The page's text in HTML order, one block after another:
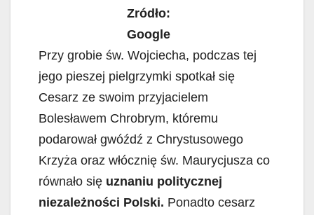
Zródło:
Google
Przy grobie św. Wojciecha, podczas tej
jego pieszej pielgrzymki spotkał się
Cesarz ze swoim przyjacielem
Bolesławem Chrobrym, któremu
podarował gwóźdź z Chrystusowego
Krzyża oraz włócznię św. Maurycjusza co
równało się uznaniu politycznej
niezależności Polski. Ponadto cesarz